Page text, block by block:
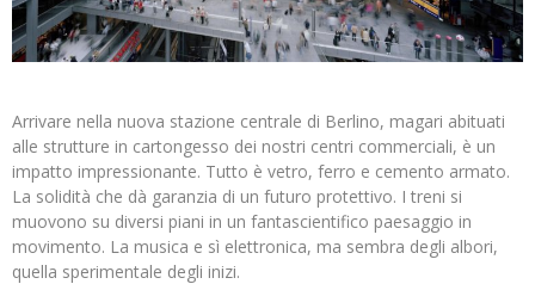
Arrivare nella nuova stazione centrale di Berlino, magari abituati
alle strutture in cartongesso dei nostri centri commerciali, è un
impatto impressionante. Tutto è vetro, ferro e cemento armato.
La solidità che dà garanzia di un futuro protettivo. I treni si
muovono su diversi piani in un fantascientifico paesaggio in
movimento. La musica e sì elettronica, ma sembra degli albori,
quella sperimentale degli inizi.